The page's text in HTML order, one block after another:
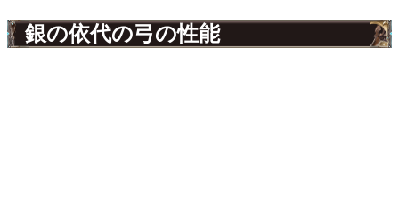
銀の依代の弓の性能